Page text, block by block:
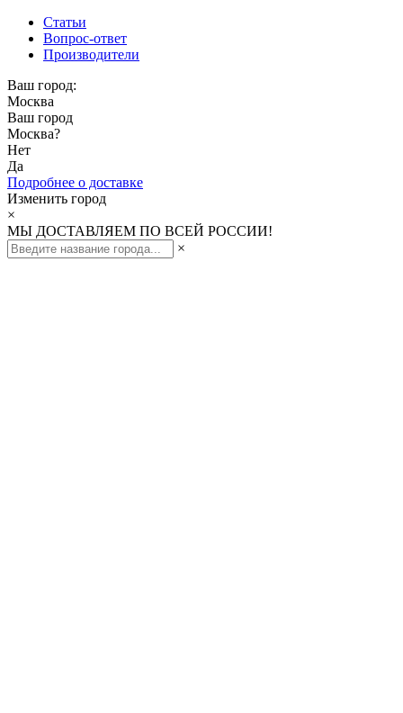
Статьи
Вопрос-ответ
Производители
Ваш город:
Москва
Ваш город
Москва?
Нет
Да
Подробнее о доставке
Изменить город
×
МЫ ДОСТАВЛЯЕМ ПО ВСЕЙ РОССИИ!
×